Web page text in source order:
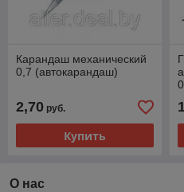
Карандаш механический
0,7 (автокарандаш)
2,70 руб.
Купить
О нас